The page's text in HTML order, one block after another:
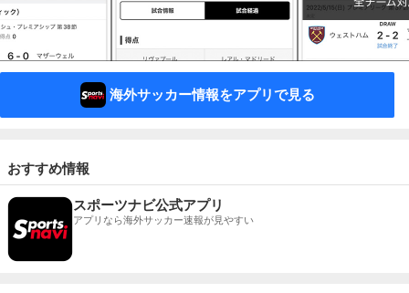
海外サッカー情報をアプリで見る
おすすめ情報
スポーツナビ公式アプリ
アプリなら海外サッカー速報が見やすい